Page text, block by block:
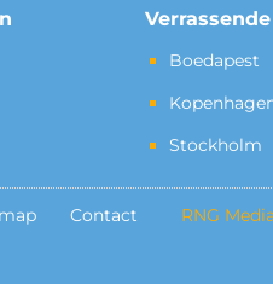
Boedapest
Stockholm
Contact RNG Media |